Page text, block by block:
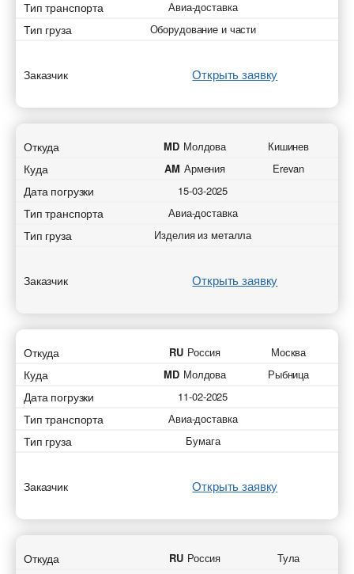
Тип транспорта Авиа-доставка
Тип груза Оборудование и части
Заказчик Открыть заявку
Откуда MD Молдова Кишинев
Куда AM Армения Erevan
Дата погрузки 15-03-2025
Тип транспорта Авиа-доставка
Тип груза Изделия из металла
Заказчик Открыть заявку
Откуда RU Россия Москва
Куда MD Молдова Рыбница
Дата погрузки 11-02-2025
Тип транспорта Авиа-доставка
Тип груза Бумага
Заказчик Открыть заявку
Откуда RU Россия Тула